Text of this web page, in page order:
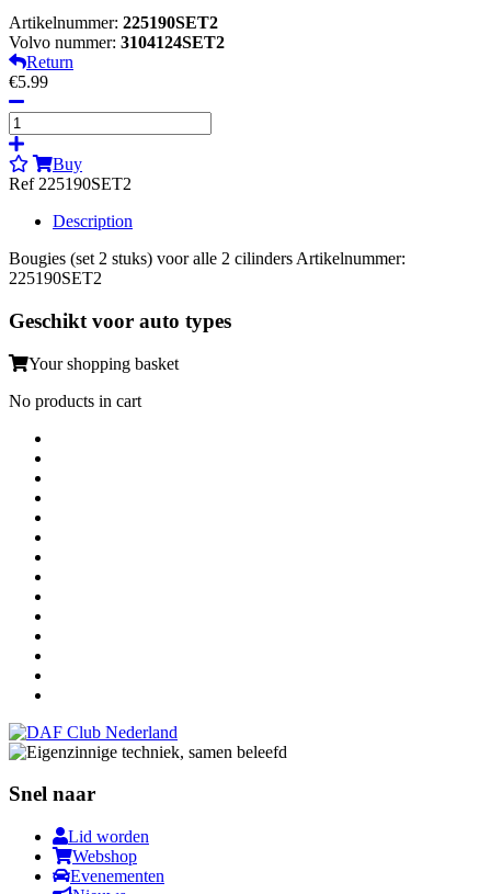
Artikelnummer: 225190SET2
Volvo nummer: 3104124SET2
Return
€5.99
Buy
Ref 225190SET2
Description
Bougies (set 2 stuks) voor alle 2 cilinders Artikelnummer:
225190SET2
Geschikt voor auto types
Your shopping basket
No products in cart
Snel naar
Lid worden
Webshop
Evenementen